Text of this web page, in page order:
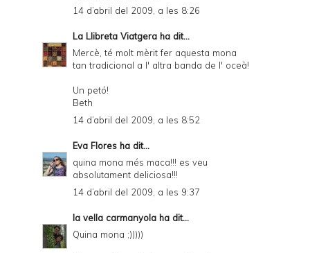
14 d’abril del 2009, a les 8:26
La Llibreta Viatgera ha dit...
Mercè, té molt mèrit fer aquesta mona
tan tradicional a l' altra banda de l' oceà!
Un petó!
Beth
14 d’abril del 2009, a les 8:52
Eva Flores ha dit...
quina mona més maca!!! es veu
absolutament deliciosa!!!
14 d’abril del 2009, a les 9:37
la vella carmanyola ha dit...
Quina mona ;)))))